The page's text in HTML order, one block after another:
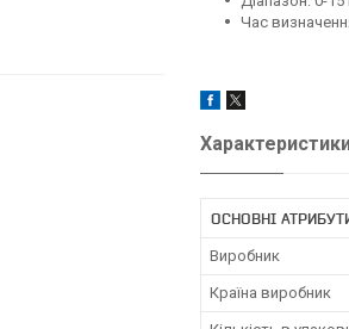
Час
ОСНОВНІ
Виробник
Країна виробник